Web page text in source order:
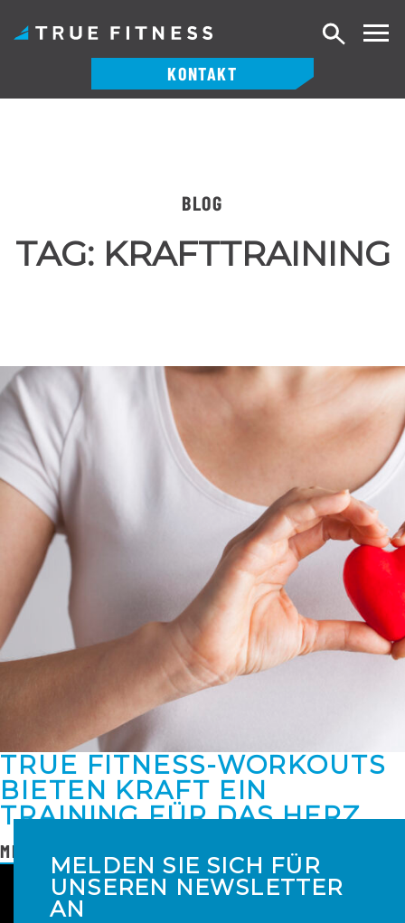
KONTAKT
Suche
BLOG
TAG: KRAFTTRAINING
TRUE FITNESS-WORKOUTS
BIETEN KRAFT EIN
TRAINING FÜR DAS HERZ
MEHR LESEN
MELDEN SIE SICH FÜR
UNSEREN NEWSLETTER
AN